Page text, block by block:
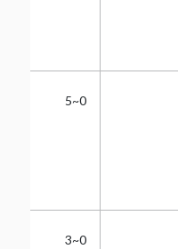
0~5
0~3